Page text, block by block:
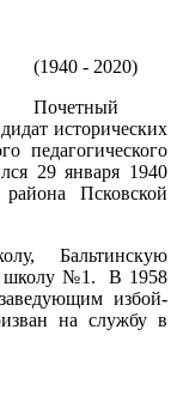
(1940 - 2020)
Почетный
исторических
педагогического
29 января 1940
Псковской
Бальтинскую
школу №1. В 1958
избой-
на службу в